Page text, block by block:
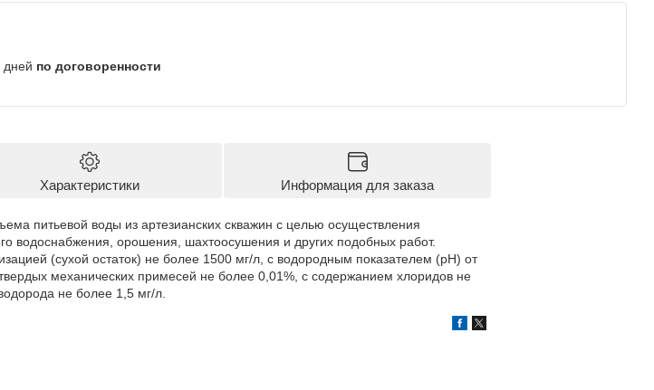
дней по договоренности
Характеристики Информация для заказа
питьевой воды из артезианских скважин с целью осуществления
водоснабжения, орошения, шахтоосушения и других подобных работ.
(сухой остаток) не более 1500 мг/л, с водородным показателем (рН) от
механических примесей не более 0,01%, с содержанием хлоридов не
не более 1,5 мг/л.